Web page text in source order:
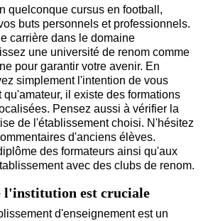
quelconque cursus en football,
buts personnels et professionnels.
carrière dans le domaine
une université de renom comme
pour garantir votre avenir. En
simplement l'intention de vous
qu'amateur, il existe des formations
Pensez aussi à vérifier la
de l'établissement choisi. N'hésitez
d'anciens élèves.
des formateurs ainsi qu'aux
avec des clubs de renom.
l'institution est cruciale
d'enseignement est un